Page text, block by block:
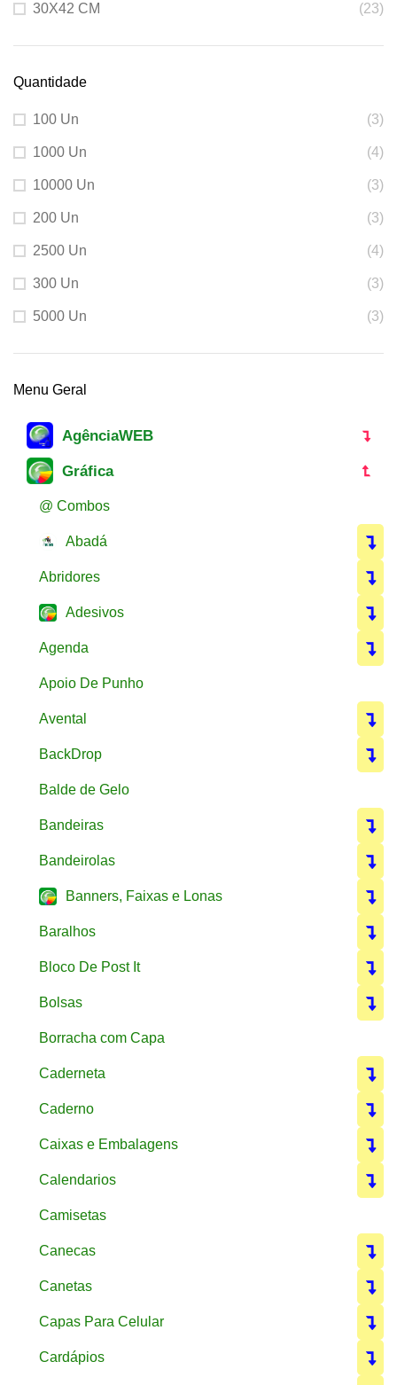
30X42 CM (23)
Quantidade
100 Un (3)
1000 Un (4)
10000 Un (3)
200 Un (3)
2500 Un (4)
300 Un (3)
5000 Un (3)
Menu Geral
AgênciaWEB
Gráfica
@ Combos
Abadá
Abridores
Adesivos
Agenda
Apoio De Punho
Avental
BackDrop
Balde de Gelo
Bandeiras
Bandeirolas
Banners, Faixas e Lonas
Baralhos
Bloco De Post It
Bolsas
Borracha com Capa
Caderneta
Caderno
Caixas e Embalagens
Calendarios
Camisetas
Canecas
Canetas
Capas Para Celular
Cardápios